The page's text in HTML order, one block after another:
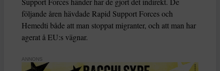
följande åren hävdade Rapid Support Forces och
Hemedti både att man stoppat migranter, och att man har
agerat å EU:s vägnar.
ANNONS